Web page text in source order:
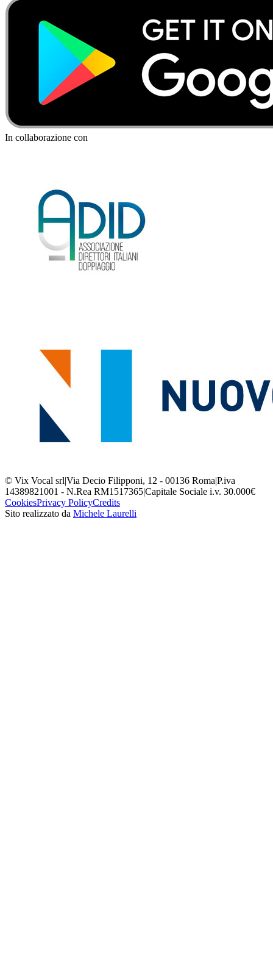
In collaborazione con
© Vix Vocal srl|Via Decio Filipponi, 12 - 00136 Roma|P.iva
14389821001 - N.Rea RM1517365|Capitale Sociale i.v. 30.000€
CookiesPrivacy PolicyCredits
Sito realizzato da Michele Laurelli